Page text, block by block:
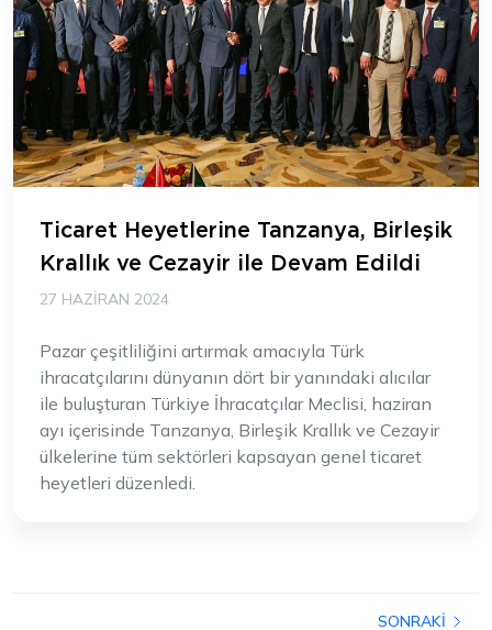
Ticaret Heyetlerine Tanzanya, Birleşik
Krallık ve Cezayir ile Devam Edildi
27 HAZIRAN 2024
Pazar çeşitliliğini artırmak amacıyla Türk
ihracatçılarını dünyanın dört bir yanındaki alıcılar
ile buluşturan Türkiye İhracatçılar Meclisi, haziran
ayı içerisinde Tanzanya, Birleşik Krallık ve Cezayir
ülkelerine tüm sektörleri kapsayan genel ticaret
heyetleri düzenledi.
SONRAKI